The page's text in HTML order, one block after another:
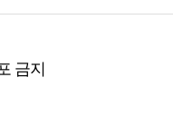
금지